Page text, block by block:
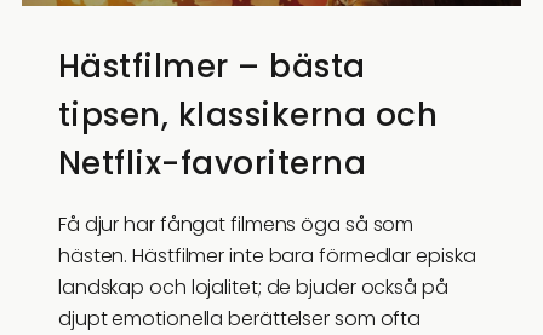
Hästfilmer – bästa
tipsen, klassikerna och
Netflix-favoriterna
Få djur har fångat filmens öga så som
hästen. Hästfilmer inte bara förmedlar episka
landskap och lojalitet; de bjuder också på
djupt emotionella berättelser som ofta